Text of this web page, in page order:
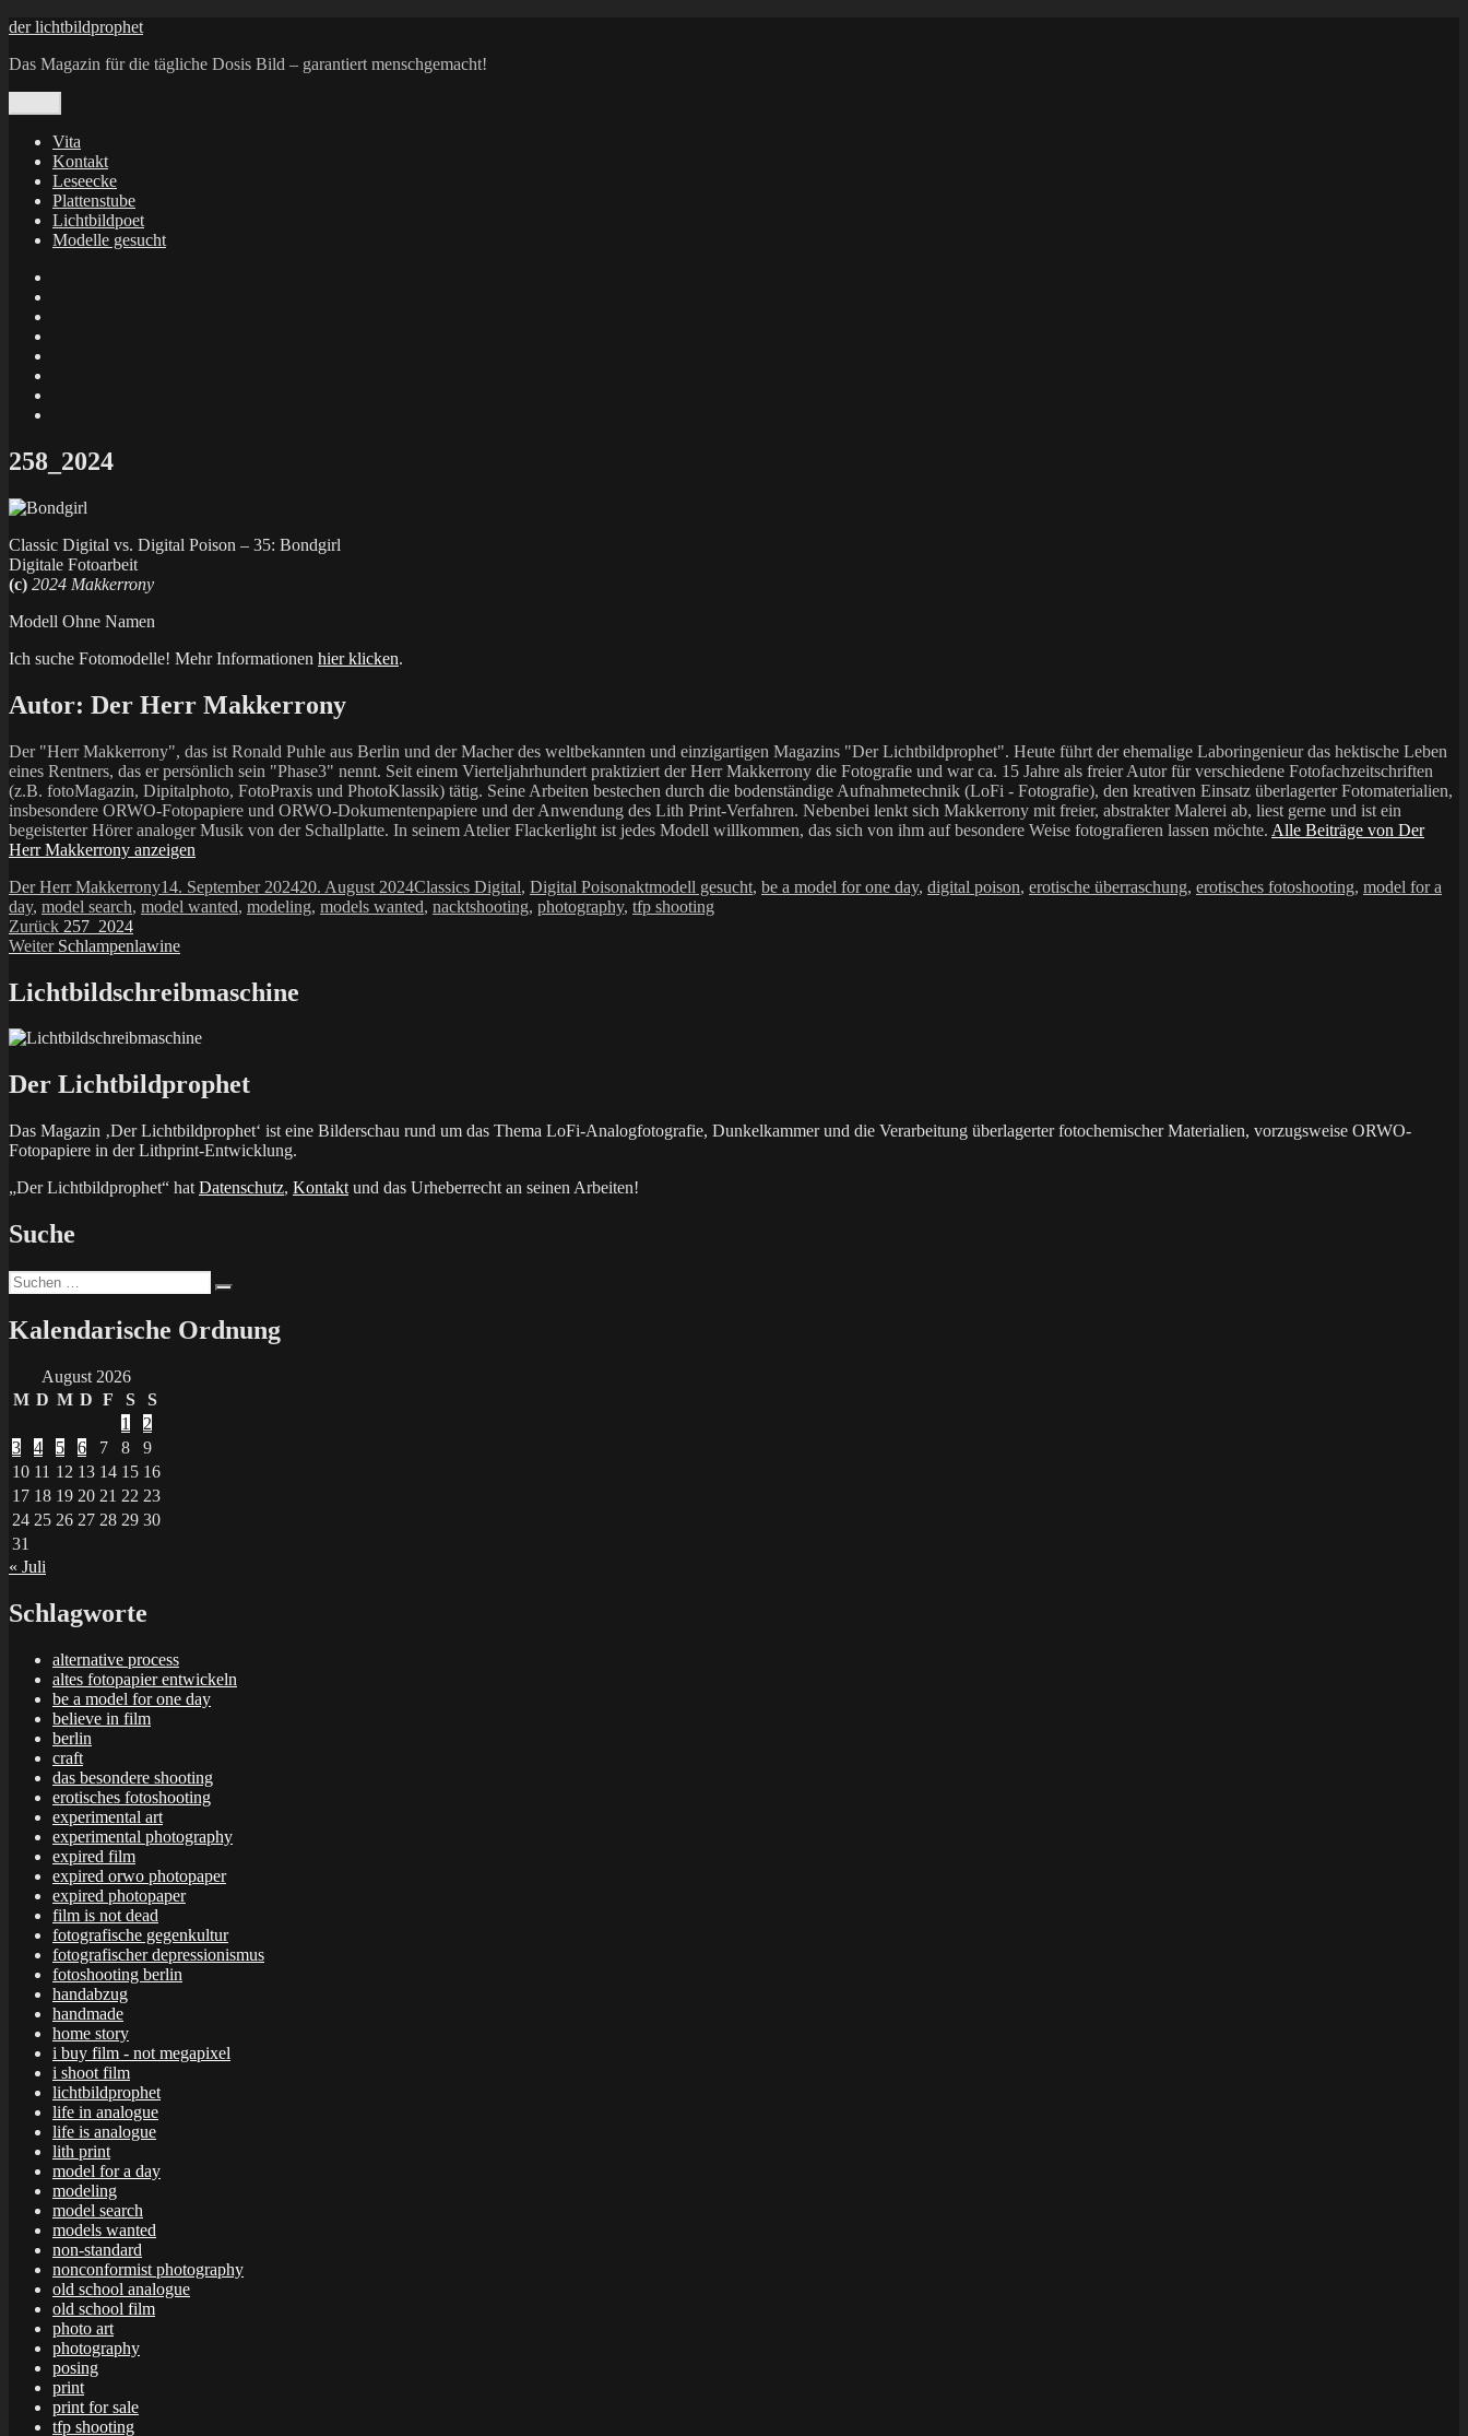
Zum
springen
der lichtbildprophet
Das Magazin für die tägliche Dosis Bild – garantiert menschgemacht!
Vita
Kontakt
Leseecke
Plattenstube
Lichtbildpoet
Modelle gesucht
X
258_2024
Classic Digital vs. Digital Poison – 35: Bondgirl
Digitale Fotoarbeit
(c) 2024 Makkerrony
Modell Ohne Namen
Ich suche Fotomodelle! Mehr Informationen hier klicken.
Autor: Der Herr Makkerrony
Der "Herr Makkerrony", das ist Ronald Puhle aus Berlin und der Macher des weltbekannten und einzigartigen Magazins "Der Lichtbildprophet". Heute führt der ehemalige Laboringenieur das hektische Leben
eines Rentners, das er persönlich sein "Phase3" nennt. Seit einem Vierteljahrhundert praktiziert der Herr Makkerrony die Fotografie und war ca. 15 Jahre als freier Autor für verschiedene Fotofachzeitschriften
(z.B. fotoMagazin, Dipitalphoto, FotoPraxis und PhotoKlassik) tätig. Seine Arbeiten bestechen durch die bodenständige Aufnahmetechnik (LoFi - Fotografie), den kreativen Einsatz überlagerter Fotomaterialien,
insbesondere ORWO-Fotopapiere und ORWO-Dokumentenpapiere und der Anwendung des Lith Print-Verfahren. Nebenbei lenkt sich Makkerrony mit freier, abstrakter Malerei ab, liest gerne und ist ein
begeisterter Hörer analoger Musik von der Schallplatte. In seinem Atelier Flackerlight ist jedes Modell willkommen, das sich von ihm auf besondere Weise fotografieren lassen möchte. Alle Beiträge von Der
Herr Makkerrony anzeigen
Autor
Der Herr MakkerronyVeröffentlicht
am
14. September 202420. August 2024Kategorien
Classics Digital, Digital PoisonSchlagwörter
aktmodell gesucht, be a model for one day, digital poison, erotische überraschung, erotisches fotoshooting, model for a
day, model search, model wanted, modeling, models wanted, nacktshooting, photography, tfp shooting
Beitragsnavigation
Zurück Vorheriger
Beitrag:
257_2024
Weiter Nächster
Schlampenlawine
Lichtbildschreibmaschine
Der Lichtbildprophet
Das Magazin ‚Der Lichtbildprophet‘ ist eine Bilderschau rund um das Thema LoFi-Analogfotografie, Dunkelkammer und die Verarbeitung überlagerter fotochemischer Materialien, vorzugsweise ORWO-
Fotopapiere in der Lithprint-Entwicklung.
„Der Lichtbildprophet“ hat Datenschutz, Kontakt und das Urheberrecht an seinen Arbeiten!
Suche
Suchen
nach:
Kalendarische Ordnung
August 2026
M D M D F S
S
1
2
3
4 5 6 7 8
9
10 11 12 13 14 15 16
17 18 19 20 21 22 23
24 25 26 27 28 29 30
31
« Juli
Schlagworte
alternative process
altes fotopapier entwickeln
be a model for one day
believe in film
berlin
craft
das besondere shooting
erotisches fotoshooting
experimental art
experimental photography
expired film
expired orwo photopaper
expired photopaper
film is not dead
fotografische gegenkultur
fotografischer depressionismus
fotoshooting berlin
handabzug
handmade
home story
i buy film - not megapixel
i shoot film
lichtbildprophet
life in analogue
life is analogue
lith print
model for a day
modeling
model search
models wanted
non-standard
nonconformist photography
old school analogue
old school film
photo art
photography
posing
print
print for sale
tfp shooting